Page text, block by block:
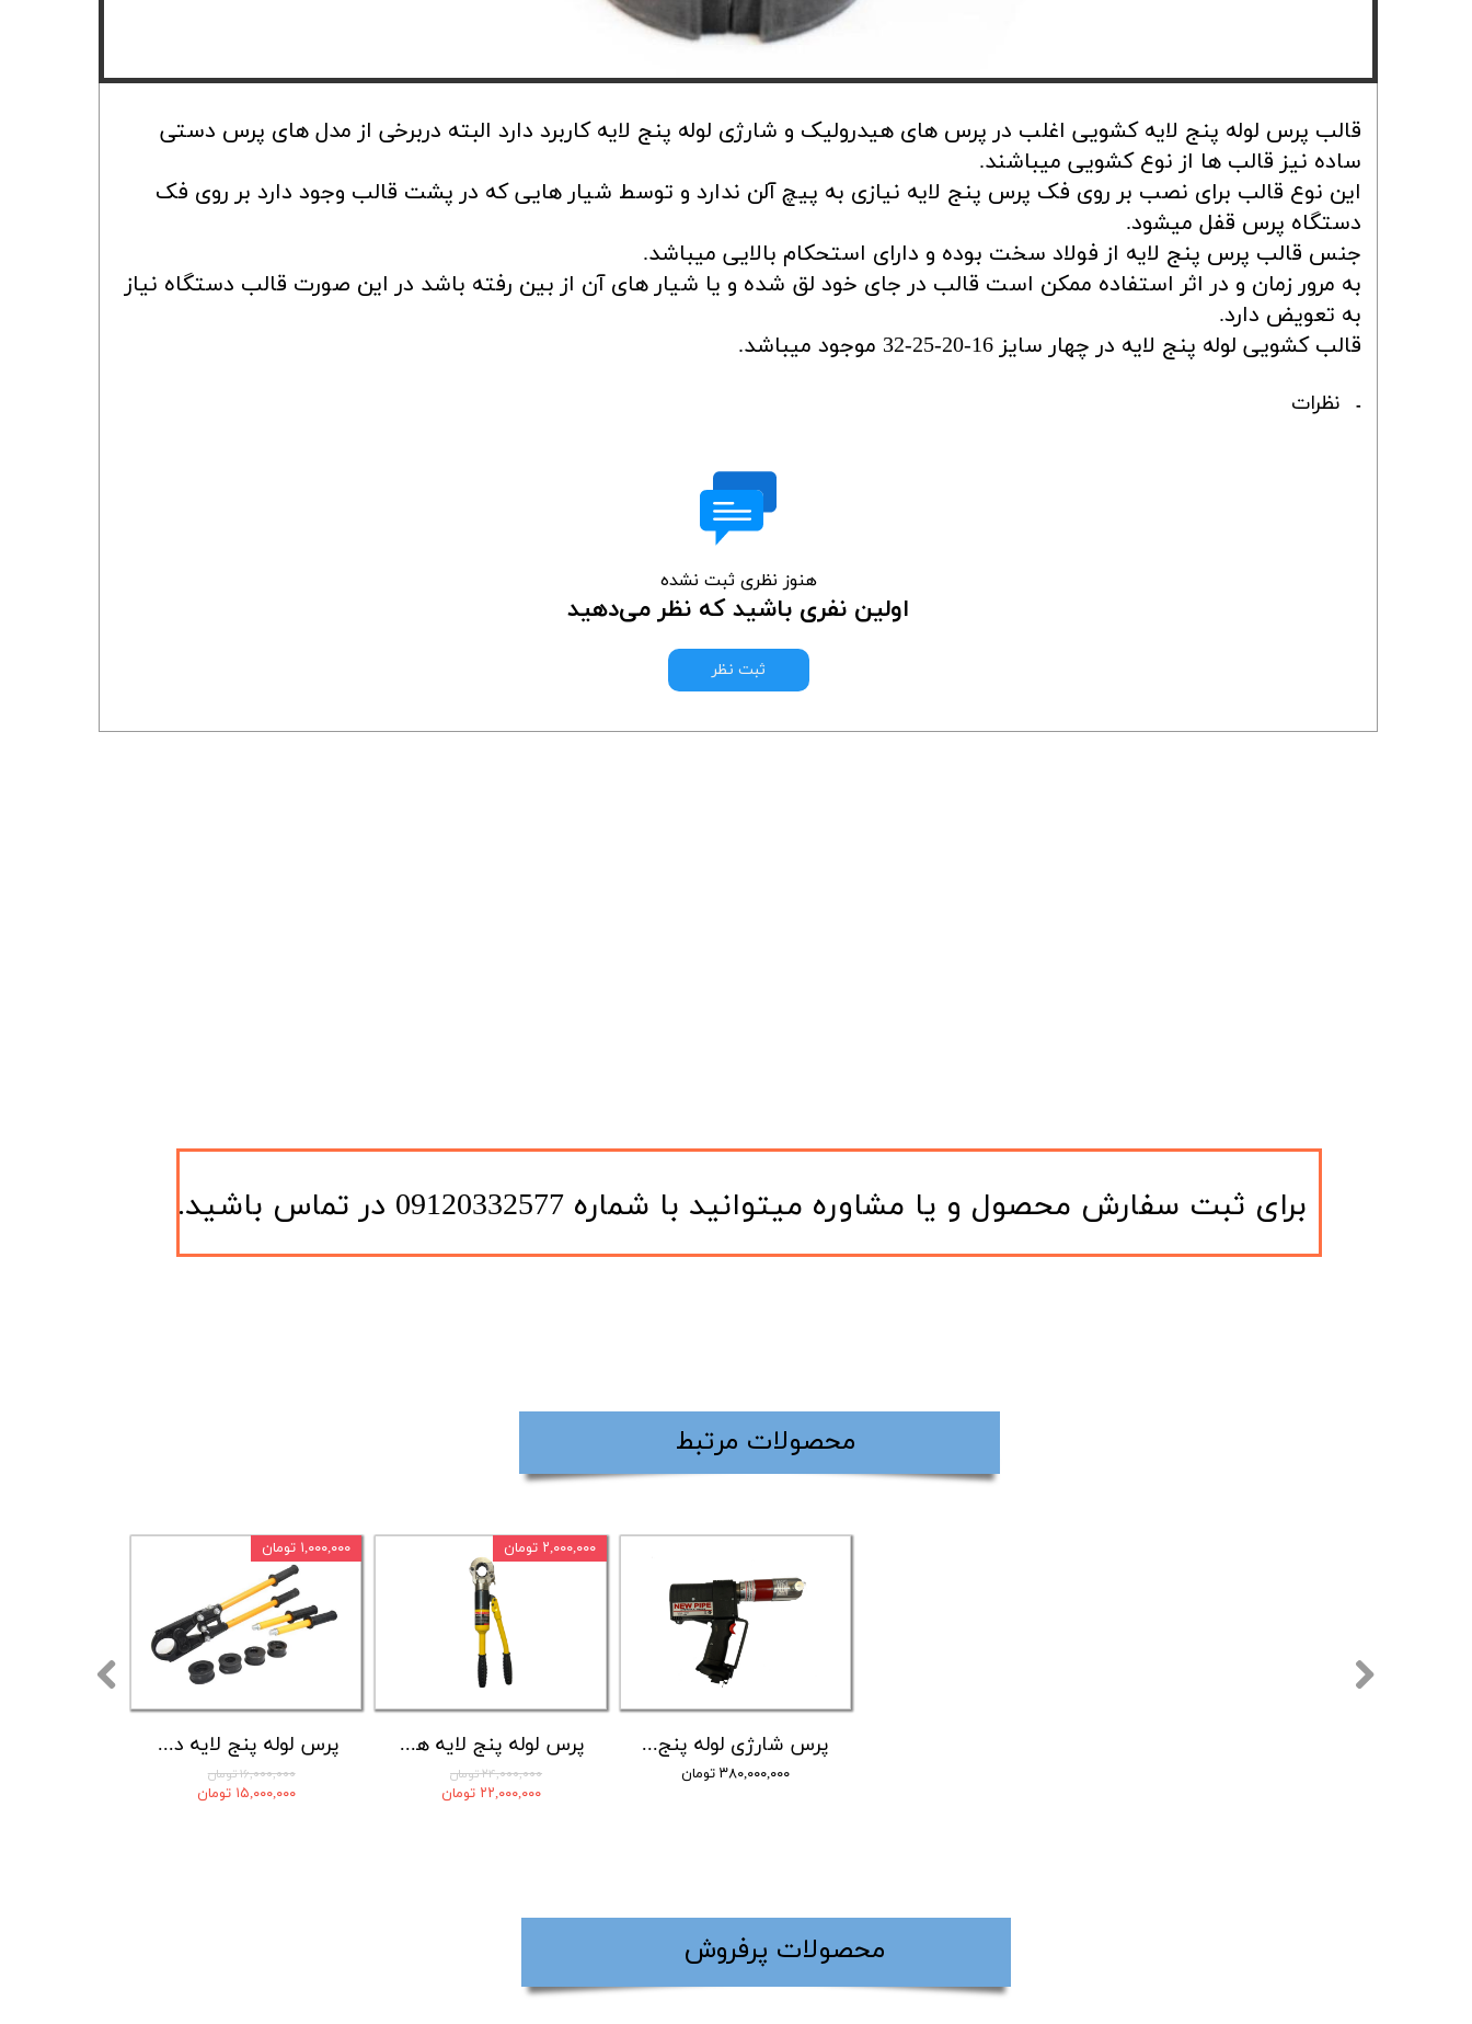
قالب پرس لوله پنج لایه کشویی اغلب در پرس های هیدرولیک و شارژی لوله پنج لایه کاربرد دارد البته دربرخی از مدل های پرس دستی
ساده نیز قالب ها از نوع کشویی میباشند.
این نوع قالب برای نصب بر روی فک پرس پنج لایه نیازی به پیچ آلن ندارد و توسط شیار هایی که در پشت قالب وجود دارد بر روی فک
دستگاه پرس قفل میشود.
جنس قالب پرس پنج لایه از فولاد سخت بوده و دارای استحکام بالایی میباشد.
به مرور زمان و در اثر استفاده ممکن است قالب در جای خود لق شده و یا شیار های آن از بین رفته باشد در این صورت قالب دستگاه نیاز
به تعویض دارد.
قالب کشویی لوله پنج لایه در چهار سایز 16-20-25-32 موجود میباشد.
نظرات
هنوز نظری ثبت نشده
اولین نفری باشید که نظر می‌دهید
ثبت نظر
​برای ثبت سفارش محصول و یا مشاوره میتوانید با شماره 09120332577 در تماس باشید.
​محصولات مرتبط
پرس لوله پنج لایه دستی تهران پرس(شمس) با لوازم کامل
۱۶,۰۰۰,۰۰۰ تومان
۱۵,۰۰۰,۰۰۰ تومان
۱,۰۰۰,۰۰۰ تومان
پرس لوله پنج لایه هیدرولیک فیوژن فک گردان
۲۴,۰۰۰,۰۰۰ تومان
۲۲,۰۰۰,۰۰۰ تومان
۲,۰۰۰,۰۰۰ تومان
پرس شارژی لوله پنج لایه نیوپایپ با جعبه فک کامل
۳۸۰,۰۰۰,۰۰۰ تومان
​محصولات پرفروش